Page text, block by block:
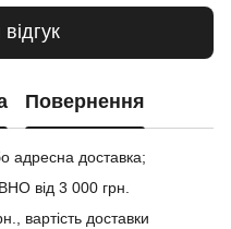
Повернення
адресна доставка;
від 3 000 грн.
вартість доставки